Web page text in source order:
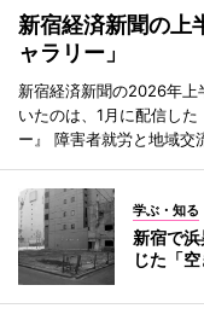
新宿経済新聞の上
ャラリー」
新宿経済新聞の2026年上
いたのは、1月に配信し
ー』 障害者就労と地域交
学ぶ・知る
新宿で
じた「